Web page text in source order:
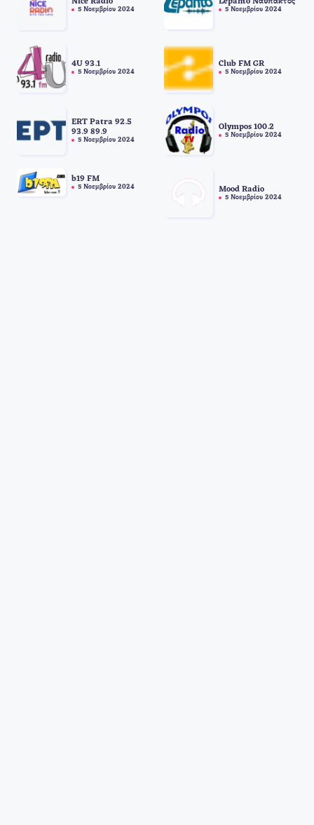
5 Νοεμβρίου 2024 5 Νοεμβρίου 2024
4U 93.1
5 Νοεμβρίου 2024
Club FM GR
5 Νοεμβρίου 2024
ERT Patra 92.5
93.9 89.9
5 Νοεμβρίου 2024
Olympos 100.2
5 Νοεμβρίου 2024
b19 FM
5 Νοεμβρίου 2024 Mood Radio
5 Νοεμβρίου 2024